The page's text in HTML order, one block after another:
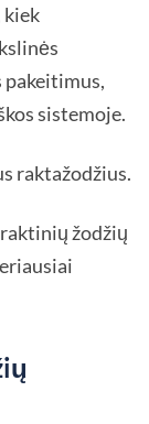
kiek
pakeitimus,
sistemoje.
raktažodžius.
žodžių